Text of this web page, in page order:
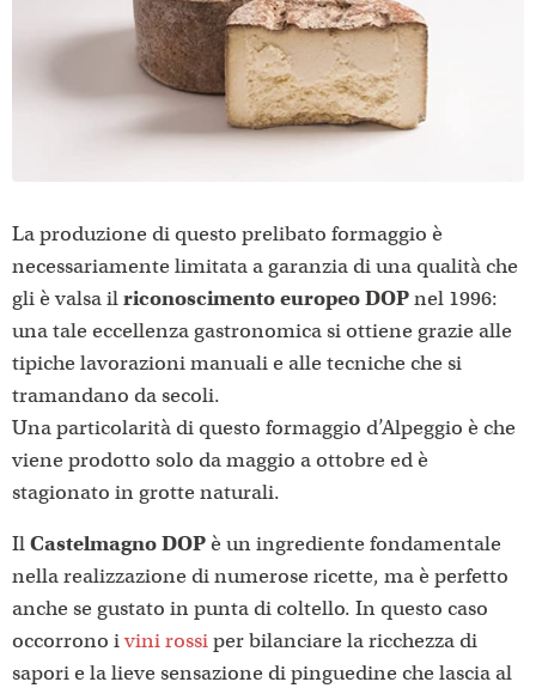
La produzione di questo prelibato formaggio è
necessariamente limitata a garanzia di una qualità che
gli è valsa ilriconoscimento europeo DOPnel 1996:
una tale eccellenza gastronomica si ottiene grazie alle
tipiche lavorazioni manuali e alle tecniche che si
tramandano da secoli.
Una particolarità di questo formaggio d’Alpeggio è che
viene prodotto solo da maggio a ottobre ed è
stagionato in grotte naturali.
IlCastelmagno DOPè un ingrediente fondamentale
nella realizzazione di numerose ricette, ma è perfetto
anche se gustato in punta di coltello. In questo caso
occorrono ivini rossiper bilanciare la ricchezza di
sapori e la lieve sensazione di pinguedine che lascia al